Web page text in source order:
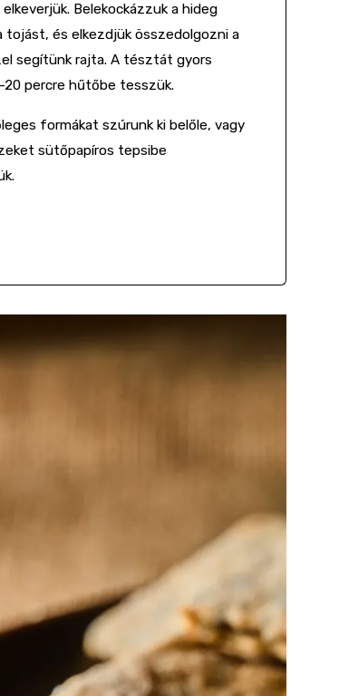
Belekockázzuk a hideg
tojást, és elkezdjük összedolgozni a
segítünk rajta. A tésztát gyors
percre hűtőbe tesszük.
formákat szúrunk ki belőle, vagy
sütőpapíros tepsibe